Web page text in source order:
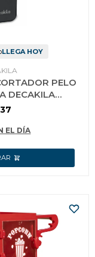
LLEGA HOY
PELO
DECAKILA
EL DÍA